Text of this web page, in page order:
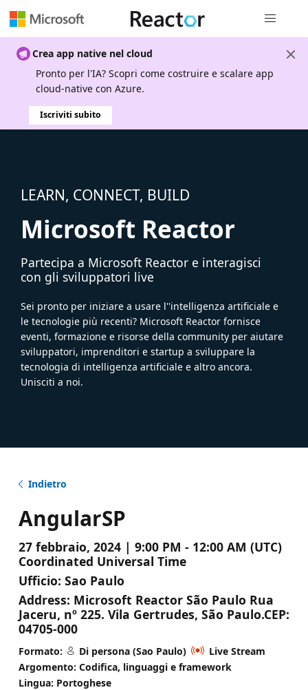
Crea app native nel cloud
Pronto per l'IA? Scopri come costruire e scalare app
cloud-native con Azure.
Iscriviti subito
LEARN, CONNECT, BUILD
Microsoft Reactor
Partecipa a Microsoft Reactor e interagisci
con gli sviluppatori live
Sei pronto per iniziare a usare l''intelligenza artificiale e
le tecnologie più recenti? Microsoft Reactor fornisce
eventi, formazione e risorse della community per aiutare
sviluppatori, imprenditori e startup a sviluppare la
tecnologia di intelligenza artificiale e altro ancora.
Unisciti a noi.
Indietro
AngularSP
27 febbraio, 2024 | 9:00 PM - 12:00 AM (UTC)
Coordinated Universal Time
Ufficio: Sao Paulo
Address: Microsoft Reactor São Paulo Rua
Jaceru, nº 225. Vila Gertrudes, São Paulo.CEP:
04705-000
Formato: Di persona (Sao Paulo)
Live Stream
Argomento: Codifica, linguaggi e framework
Lingua: Portoghese